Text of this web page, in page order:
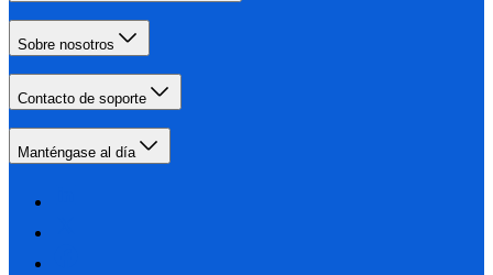
Sobre nosotros
Contacto de soporte
Manténgase al día